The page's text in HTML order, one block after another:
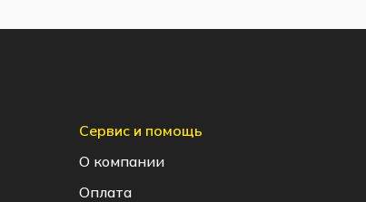
Сервис и помощь
О компании
Оплата